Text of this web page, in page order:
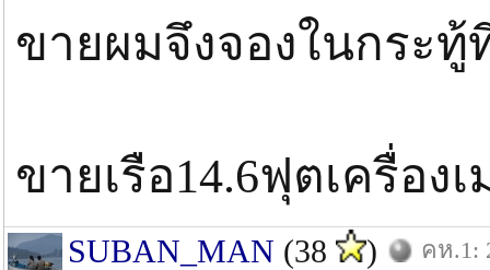
ขายผมจึงจองในกระ
ขายเรือ14.6ฟุตเครื่อง
SUBAN_MAN (38 ) คห.1: